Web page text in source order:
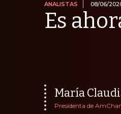
ANALISTAS 08/06/
Es
María
Presidenta de